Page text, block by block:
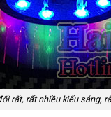
rất, rất nhiều kiểu sáng,